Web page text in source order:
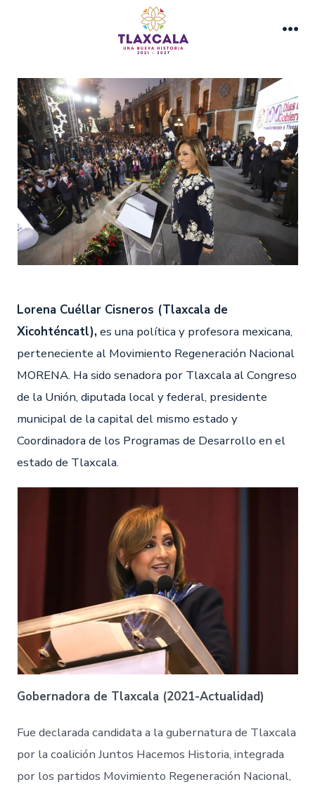
Lorena Cuéllar Cisneros (Tlaxcala de
Xicohténcatl),es una política y profesora mexicana,
perteneciente al Movimiento Regeneración Nacional
MORENA. Ha sido senadora por Tlaxcala al Congreso
de la Unión, diputada local y federal, presidente
municipal de la capital del mismo estado y
Coordinadora de los Programas de Desarrollo en el
estado de Tlaxcala.
Gobernadora de Tlaxcala (2021-Actualidad)
Fue declarada candidata a la gubernatura de Tlaxcala
por la coalición Juntos Hacemos Historia, integrada
por los partidos Movimiento Regeneración Nacional,